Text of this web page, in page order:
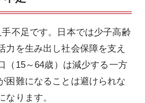
不足です。日本では少子高齢
力を生み出し社会保障を支え
（15～64歳）は減少する一方
困難になることは避けられな
なります。